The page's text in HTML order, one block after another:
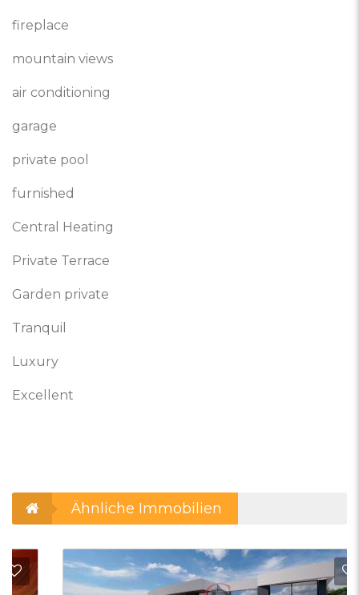
fireplace
mountain views
air conditioning
garage
private pool
furnished
Central Heating
Private Terrace
Garden private
Tranquil
Luxury
Excellent
Ähnliche Immobilien
Favoriten hinzufügen Zu